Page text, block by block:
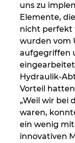
uns zu
Elemente,
nicht perfekt
wurden vom
aufgegriffen
Hydraulik-
Vorteil
„Weil wir bei
waren,
ein wenig
innovativen